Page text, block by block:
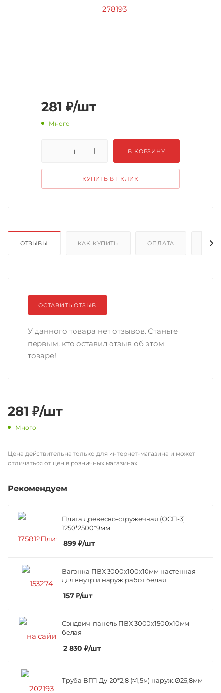
281 ₽/шт
Много
В КОРЗИНУ
КУПИТЬ В 1 КЛИК
ОТЗЫВЫ КАК КУПИТЬ ОПЛАТА
ОСТАВИТЬ ОТЗЫВ
У данного товара нет отзывов. Станьте
первым, кто оставил отзыв об этом
товаре!
281 ₽/шт
Много
Цена действительна только для интернет-магазина и может
отличаться от цен в розничных магазинах
Рекомендуем
Плита древесно-стружечная (ОСП-3)
1250*2500*9мм
899 ₽/шт
Вагонка ПВХ 3000х100х10мм настенная
для внутр.и наруж.работ белая
157 ₽/шт
Сэндвич-панель ПВХ 3000х1500х10мм
белая
2 830 ₽/шт
Труба ВГП Ду-20*2,8 (≈1,5м) наруж.Ø26,8мм